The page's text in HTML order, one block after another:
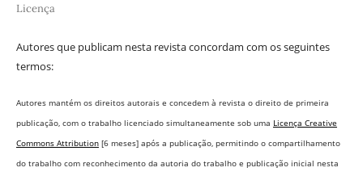
Licença
Autores que publicam nesta revista concordam com os seguintes
termos:
Autores mantém os direitos autorais e concedem à revista o direito de primeira
publicação, com o trabalho licenciado simultaneamente sob uma Licença Creative
Commons Attribution[6 meses] após a publicação, permitindo o compartilhamento
do trabalho com reconhecimento da autoria do trabalho e publicação inicial nesta